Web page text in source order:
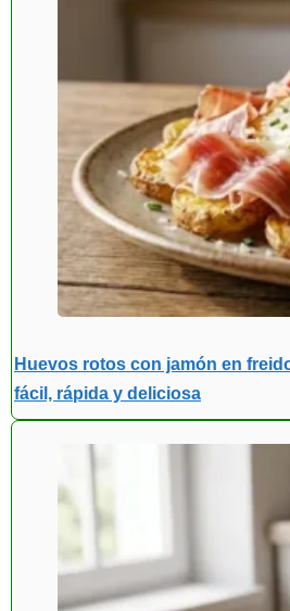
Huevos rotos con jamón en
fácil, rápida y deliciosa